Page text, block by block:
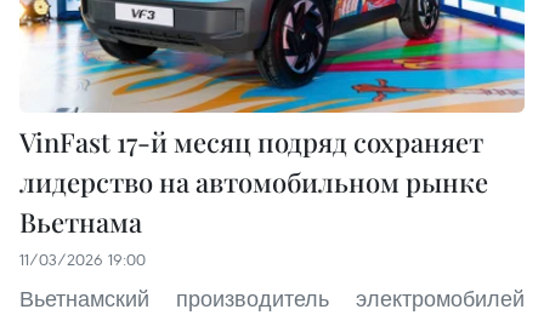
VinFast 17-й месяц подряд сохраняет
лидерство на автомобильном рынке
Вьетнама
11/03/2026 19:00
Вьетнамский производитель электромобилей